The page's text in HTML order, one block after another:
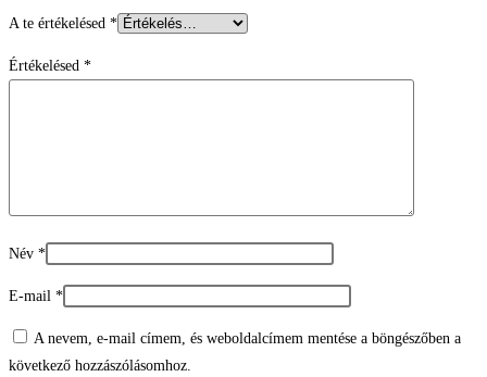
A te értékelésed *
Értékelésed *
Név *
E-mail *
A nevem, e-mail címem, és weboldalcímem mentése a böngészőben a
következő hozzászólásomhoz.